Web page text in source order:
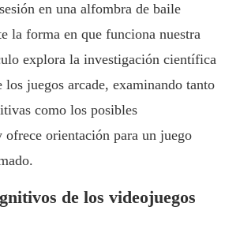
en una alfombra de baile
la forma en que funciona nuestra
explora la investigación científica
los juegos arcade, examinando tanto
como los posibles
ofrece orientación para un juego
de los videojuegos